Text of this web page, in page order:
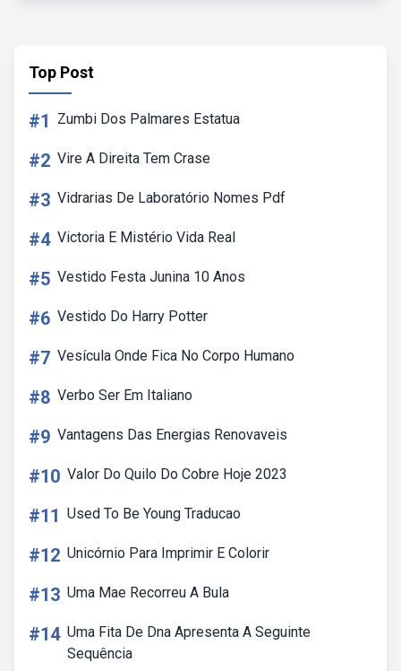
Top Post
#1 Zumbi Dos Palmares Estatua
#2 Vire A Direita Tem Crase
#3 Vidrarias De Laboratório Nomes Pdf
#4 Victoria E Mistério Vida Real
#5 Vestido Festa Junina 10 Anos
#6 Vestido Do Harry Potter
#7 Vesícula Onde Fica No Corpo Humano
#8 Verbo Ser Em Italiano
#9 Vantagens Das Energias Renovaveis
#10 Valor Do Quilo Do Cobre Hoje 2023
#11 Used To Be Young Traducao
#12 Unicórnio Para Imprimir E Colorir
#13 Uma Mae Recorreu A Bula
#14 Uma Fita De Dna Apresenta A Seguinte
Sequência